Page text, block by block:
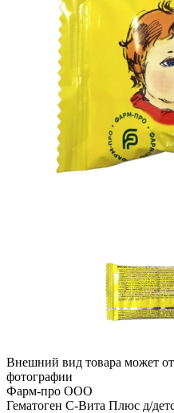
Внешний вид товара может
фотографии
Фарм-про ООО
Гематоген С-Вита Плюс д/